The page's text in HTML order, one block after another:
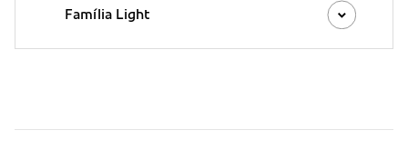
Família Light